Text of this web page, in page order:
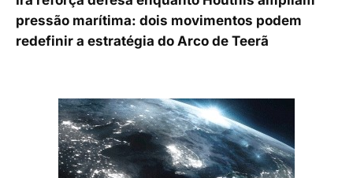
pressão marítima: dois movimentos podem
redefinir a estratégia do Arco de Teerã